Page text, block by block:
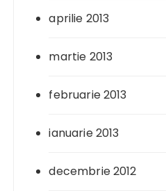
aprilie 2013
martie 2013
februarie 2013
ianuarie 2013
decembrie 2012